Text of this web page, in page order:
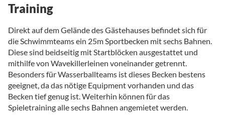
Training
Direkt auf dem Gelände des Gästehauses befindet sich für
die Schwimmteams ein 25m Sportbecken mit sechs Bahnen.
Diese sind beidseitig mit Startblöcken ausgestattet und
mithilfe von Wavekillerleinen voneinander getrennt.
Besonders für Wasserballteams ist dieses Becken bestens
geeignet, da das nötige Equipment vorhanden und das
Becken tief genug ist. Weiterhin können für das
Spieletraining alle sechs Bahnen angemietet werden.